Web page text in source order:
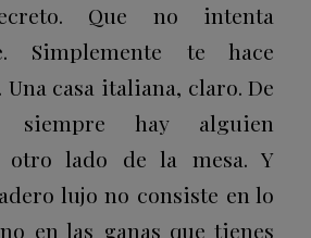
Que no intenta
Simplemente te hace
Una casa italiana, claro. De
siempre hay alguien
otro lado de la mesa. Y
lujo no consiste en lo
en las ganas que tienes